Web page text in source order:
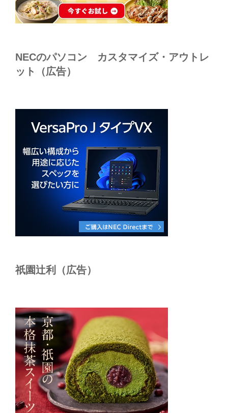
NECのパソコン カスタマイズ・アウトレ
ット（広告）
祇園辻利（広告）